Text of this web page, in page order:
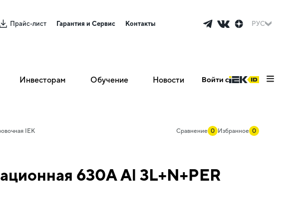
Прайс-лист Гарантия и Сервис Контакты РУС
Инвесторам Обучение Новости Войти с
IEK Сравнение 0 Избранное 0
630А Al 3L+N+PER